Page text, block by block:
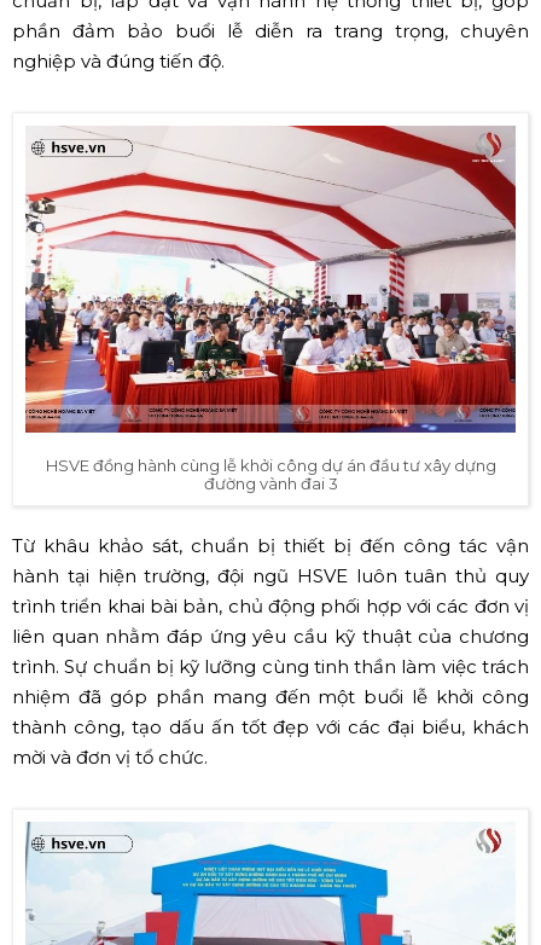
phần đảm bảo buổi lễ diễn ra trang trọng, chuyên
nghiệp và đúng tiến độ.
HSVE đồng hành cùng lễ khởi công dự án đầu tư xây dựng
đường vành đai 3
Từ khâu khảo sát, chuẩn bị thiết bị đến công tác vận
hành tại hiện trường, đội ngũ HSVE luôn tuân thủ quy
trình triển khai bài bản, chủ động phối hợp với các đơn vị
liên quan nhằm đáp ứng yêu cầu kỹ thuật của chương
trình. Sự chuẩn bị kỹ lưỡng cùng tinh thần làm việc trách
nhiệm đã góp phần mang đến một buổi lễ khởi công
thành công, tạo dấu ấn tốt đẹp với các đại biểu, khách
mời và đơn vị tổ chức.